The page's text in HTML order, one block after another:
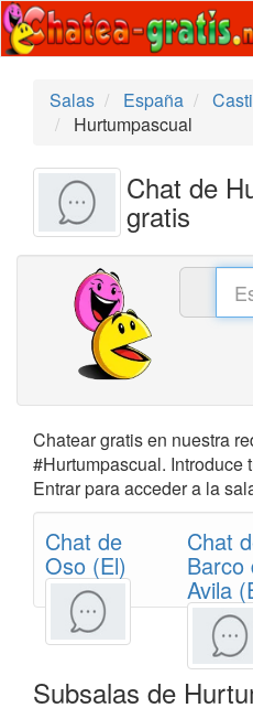
Salas
España
Hurtumpascual
Chat de
gratis
Chatear gratis en nuestra
#Hurtumpascual. Introduce
Entrar para acceder a la
Chat de
Oso (El)
Chat
Barco
Avila
Subsalas de